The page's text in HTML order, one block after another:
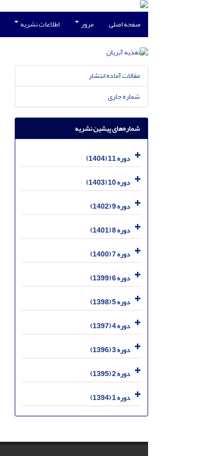
صفحه اصلی مرور اطلاعات نشریه
مقالات آماده انتشار
شماره جاری
شماره‌های پیشین نشریه
دوره 11 (1404)
دوره 10 (1403)
دوره 9 (1402)
دوره 8 (1401)
دوره 7 (1400)
دوره 6 (1399)
دوره 5 (1398)
دوره 4 (1397)
دوره 3 (1396)
دوره 2 (1395)
دوره 1 (1394)